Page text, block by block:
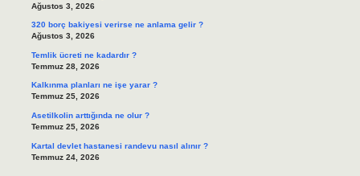
Ağustos 3, 2026
320 borç bakiyesi verirse ne anlama gelir ?
Ağustos 3, 2026
Temlik ücreti ne kadardır ?
Temmuz 28, 2026
Kalkınma planları ne işe yarar ?
Temmuz 25, 2026
Asetilkolin arttığında ne olur ?
Temmuz 25, 2026
Kartal devlet hastanesi randevu nasıl alınır ?
Temmuz 24, 2026